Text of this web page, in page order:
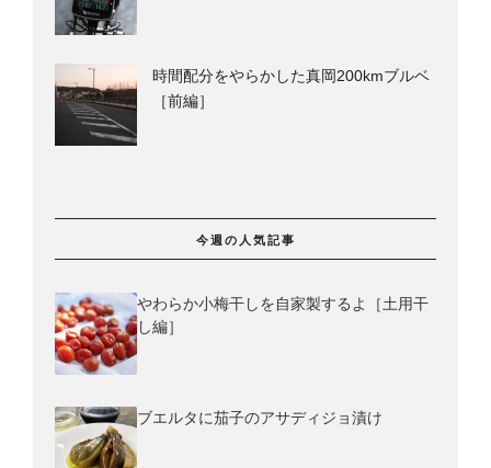
時間配分をやらかした真岡200kmブルベ
［前編］
今週の人気記事
やわらか小梅干しを自家製するよ［土用干
し編］
ブエルタに茄子のアサディジョ漬け